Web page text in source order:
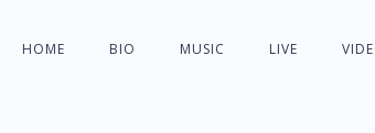
HOME BIO MUSIC LIVE